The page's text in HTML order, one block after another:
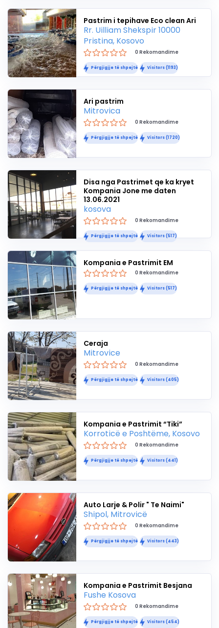
Pastrim i tepihave Eco clean Ari
Rr. Uilliam Shekspir 10000
Pristina, Kosovo
0 Rekomandime
Përgjigjje të shpejtë Visitors (1193)
Ari pastrim
Mitrovica
0 Rekomandime
Përgjigjje të shpejtë Visitors (1720)
Disa nga Pastrimet qe ka kryet
Kompania Jone me daten
13.06.2021
kosova
0 Rekomandime
Përgjigjje të shpejtë Visitors (517)
Kompania e Pastrimit EM
0 Rekomandime
Përgjigjje të shpejtë Visitors (517)
Ceraja
Mitrovice
0 Rekomandime
Përgjigjje të shpejtë Visitors (405)
Kompania e Pastrimit “Tiki”
Korroticë e Poshtëme, Kosovo
0 Rekomandime
Përgjigjje të shpejtë Visitors (441)
Auto Larje & Polir " Te Naimi"
Shipol, Mitrovicë
0 Rekomandime
Përgjigjje të shpejtë Visitors (443)
Kompania e Pastrimit Besjana
Fushe Kosova
0 Rekomandime
Përgjigjje të shpejtë Visitors (454)